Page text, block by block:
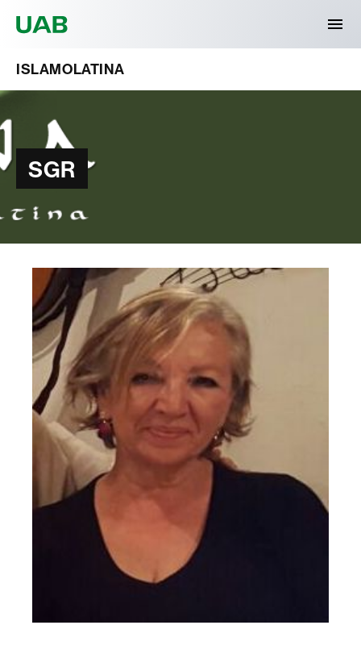
ISLAMOLATINA
SGR